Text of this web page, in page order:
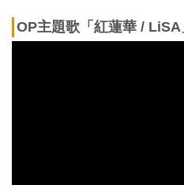
OP主題歌「紅蓮華 / LiSA